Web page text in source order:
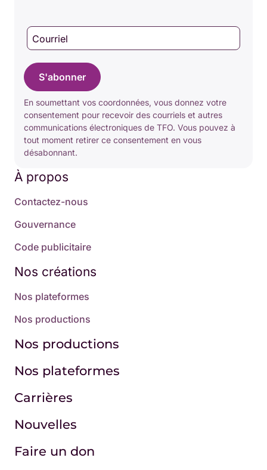
Courriel
S'abonner
En soumettant vos coordonnées, vous donnez votre
consentement pour recevoir des courriels et autres
communications électroniques de TFO. Vous pouvez à
tout moment retirer ce consentement en vous
désabonnant.
À propos
Contactez-nous
Gouvernance
Code publicitaire
Nos créations
Nos plateformes
Nos productions
Nos productions
Nos plateformes
Carrières
Nouvelles
Faire un don